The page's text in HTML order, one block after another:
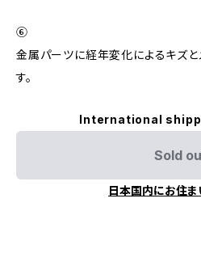
⑥
金属パーツに経年変化によるキズと
す。
International
Sold
日本国内にお住